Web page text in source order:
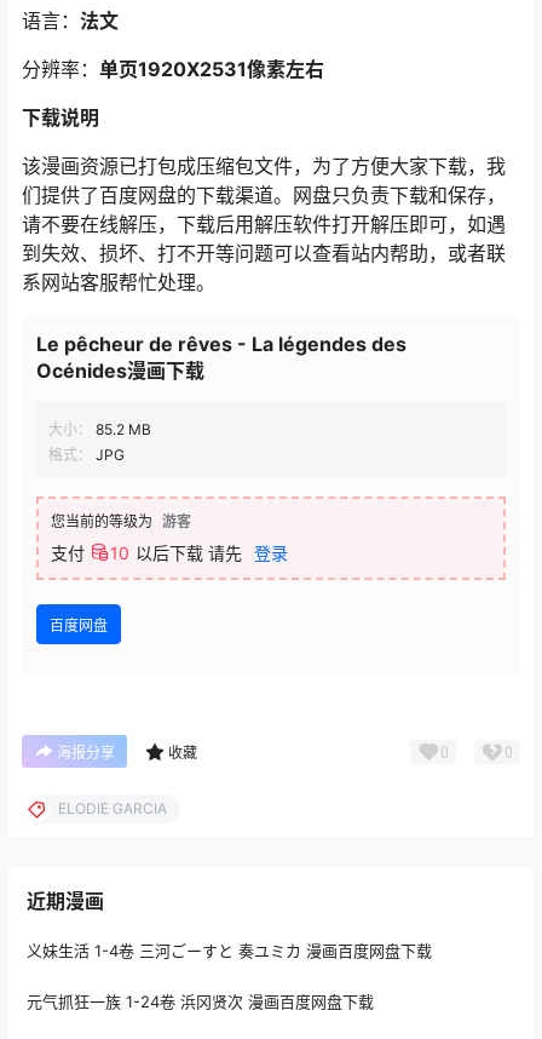
语言： 法文
分辨率： 单页1920X2531像素左右
下载说明
该漫画资源已打包成压缩包文件，为了方便大家下载，我
们提供了百度网盘的下载渠道。网盘只负责下载和保存，
请不要在线解压，下载后用解压软件打开解压即可，如遇
到失效、损坏、打不开等问题可以查看站内帮助，或者联
系网站客服帮忙处理。
Le pêcheur de rêves - La légendes des
Océnides漫画下载
大小：
85.2 MB
格式：
JPG
您当前的等级为 游客
支付 10 以后下载 请先 登录
百度网盘
海报分享 收藏 0 0
ELODIE GARCIA
近期漫画
义妹生活 1-4卷 三河ごーすと 奏ユミカ 漫画百度网盘下载
元气抓狂一族 1-24卷 浜冈贤次 漫画百度网盘下载